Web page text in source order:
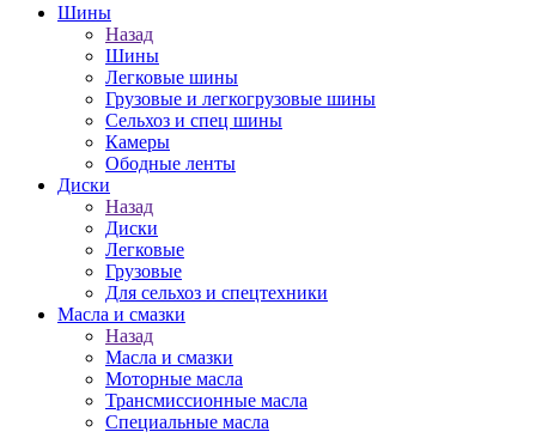
Шины
Назад
Шины
Легковые шины
Грузовые и легкогрузовые шины
Сельхоз и спец шины
Камеры
Ободные ленты
Диски
Назад
Диски
Легковые
Грузовые
Для сельхоз и спецтехники
Масла и смазки
Назад
Масла и смазки
Моторные масла
Трансмиссионные масла
Специальные масла